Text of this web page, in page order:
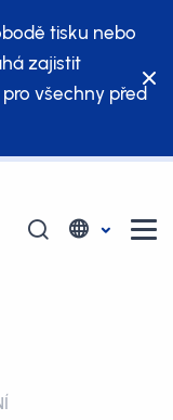
tisku nebo
zajistit
všechny před